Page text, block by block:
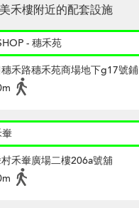
禾樓附近的配套設施
- 穗禾苑
禾路穗禾苑商場地下g17號鋪
禾輋廣場二樓206a號舖